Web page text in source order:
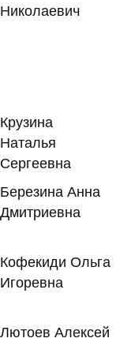
Николаевич
Крузина
Наталья
Сергеевна
Березина Анна
Дмитриевна
Кофекиди Ольга
Игоревна
Лютоев Алексей